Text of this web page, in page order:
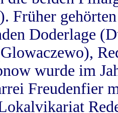
Früher
Doderlage
wurde im
Freudenfier